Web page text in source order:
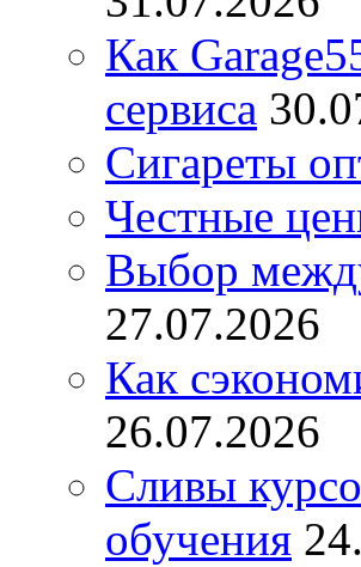
Как
сервиса
Сигареты
Честные
Выбор
27.07.2026
Как
26.07.2026
Сливы
обучения